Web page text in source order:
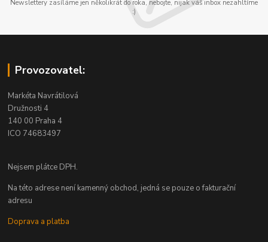
Newslettery zasíláme jen několikrát do roka, nebojte, nijak váš inbox nezahltíme
:)
Provozovatel:
Markéta Navrátilová
Družnosti 4
140 00 Praha 4
ICO 74683497
Nejsem plátce DPH.
Na této adrese není kamenný obchod, jedná se pouze o fakturační
adresu
Doprava a platba